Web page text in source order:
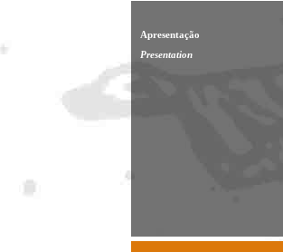
Apresentação
Presentation